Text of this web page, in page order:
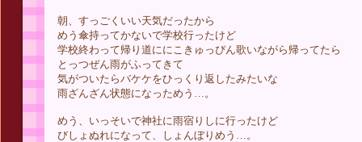
朝、すっごくいい天気だったから
めう傘持ってかないで学校行ったけど
学校終わって帰り道ににこきゅっぴん歌いながら帰ってたら
とっつぜん雨がふってきて
気がついたらバケケをひっくり返したみたいな
雨ざんざん状態になっためう…。
めう、いっそいで神社に雨宿りしに行ったけど
びしょぬれになって、しょんぼりめう…。